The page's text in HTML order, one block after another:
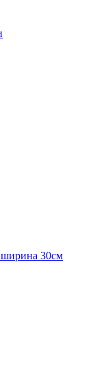
ширина 30см